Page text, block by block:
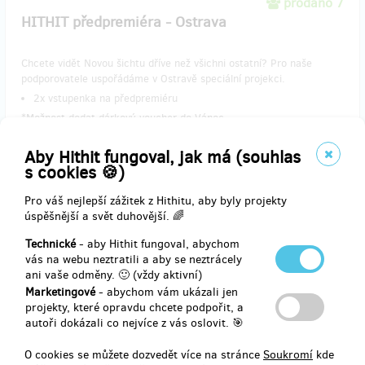
Aby Hithit fungoval, jak má (souhlas
s cookies 🍪)
Pro váš nejlepší zážitek z Hithitu, aby byly projekty
úspěšnější a svět duhovější. 🌈
Technické- aby Hithit fungoval, abychom
vás na webu neztratili a aby se neztrácely
ani vaše odměny. 🙂 (vždy aktivní)
Marketingové- abychom vám ukázali jen
projekty, které opravdu chcete podpořit, a
autoři dokázali co nejvíce z vás oslovit. 🎯
O cookies se můžete dozvedět více na stránce Soukromí kde
HITHIT předpremiéra - Ostrava
Chcete vidět Novou šichtu dříve než všichni ostatní? Pro naše
podporovatele uspořádáme v Ostravě speciální projekci.
​2x vstupenka na předpremiéru
*Možnost dodat dárkový voucher do Vánoc
Doručení odměny: do půl roku po ukončení projektu na Hithitu
zbývá 22
HITHIT předpremiéra - Olomouc
Ve stylovém filmové klubu Pastiche films v podkroví Univerzity